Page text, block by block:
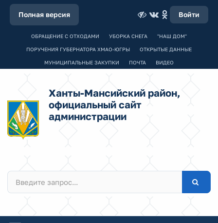
Полная версия Войти
ОБРАЩЕНИЕ С ОТХОДАМИ УБОРКА СНЕГА "НАШ ДОМ"
ПОРУЧЕНИЯ ГУБЕРНАТОРА ХМАО-ЮГРЫ ОТКРЫТЫЕ ДАННЫЕ
МУНИЦИПАЛЬНЫЕ ЗАКУПКИ ПОЧТА ВИДЕО
Ханты-Мансийский район,
официальный сайт
администрации